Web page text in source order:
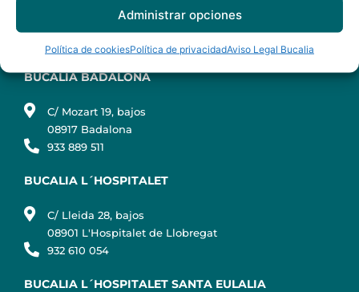
Administrar opciones
Política de cookiesPolítica de privacidadAviso Legal Bucalia
C/ d'Aribau 7, bajos
934 516 230
BUCALIA BADALONA
C/ Mozart 19, bajos
08917 Badalona
933 889 511
BUCALIA L´HOSPITALET
C/ Lleida 28, bajos
08901 L'Hospitalet de Llobregat
932 610 054
BUCALIA L´HOSPITALET SANTA EULALIA